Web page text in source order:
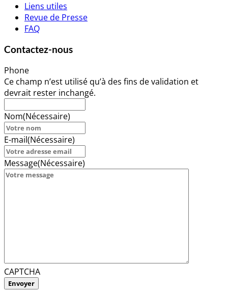
Liens utiles
Revue de Presse
FAQ
Contactez-nous
Phone
Ce champ n’est utilisé qu’à des fins de validation et
devrait rester inchangé.
Nom(Nécessaire)
E-mail(Nécessaire)
Message(Nécessaire)
CAPTCHA